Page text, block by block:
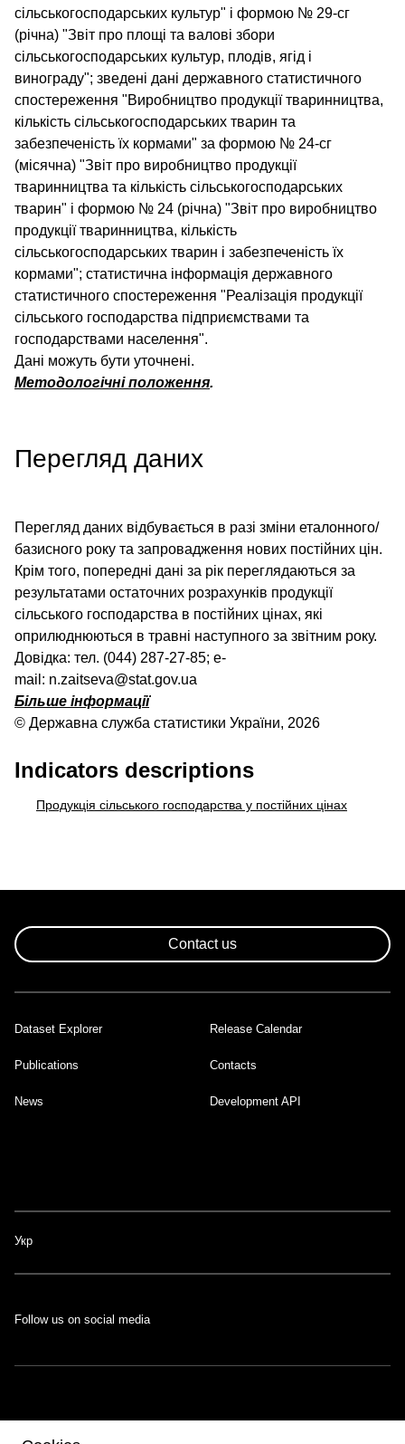
сільськогосподарських культур" і формою № 29-сг
(річна) "Звіт про площі та валові збори
сільськогосподарських культур, плодів, ягід і
винограду"; зведені дані державного статистичного
спостереження "Виробництво продукції тваринництва,
кількість сільськогосподарських тварин та
забезпеченість їх кормами" за формою № 24-сг
(місячна) "Звіт про виробництво продукції
тваринництва та кількість сільськогосподарських
тварин" і формою № 24 (річна) "Звіт про виробництво
продукції тваринництва, кількість
сільськогосподарських тварин і забезпеченість їх
кормами"; статистична інформація державного
статистичного спостереження "Реалізація продукції
сільського господарства підприємствами та
господарствами населення".
Дані можуть бути уточнені.
Методологічні положення.
Перегляд даних
Перегляд даних відбувається в разі зміни еталонного/
базисного року та запровадження нових постійних цін.
Крім того, попередні дані за рік переглядаються за
результатами остаточних розрахунків продукції
сільського господарства в постійних цінах, які
оприлюднюються в травні наступного за звітним року.
Довідка: тел. (044) 287-27-85; e-
mail: n.zaitseva@stat.gov.ua
Більше інформації
© Державна служба статистики України, 2026
Indicators descriptions
Продукція сільського господарства у постійних цінах
Contact us
Footer
Dataset Explorer Release Calendar
Publications Contacts
News Development API
Укр
The portal was developed with the support of the Swiss-Ukrainian
Follow us on social media